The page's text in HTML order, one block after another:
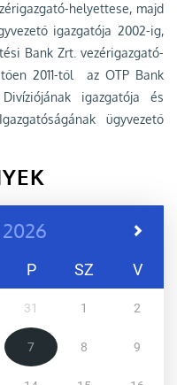
helyettese, majd
igazgatója 2002-ig,
Bank Zrt. vezérigazgató-
2011-től az OTP Bank
igazgatója és
ügyvezető
P SZ V
31 1 2
7 8 9